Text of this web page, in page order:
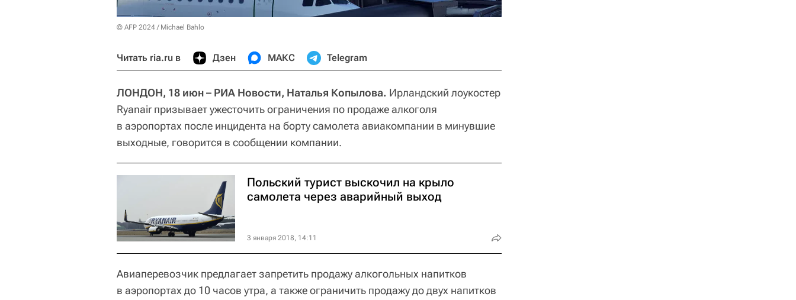
© AFP 2024 / Michael Bahlo
Читать ria.ru в Дзен МАКС Telegram
ЛОНДОН, 18 июн – РИА Новости, Наталья Копылова. Ирландский лоукостер
Ryanair призывает ужесточить ограничения по продаже алкоголя
в аэропортах после инцидента на борту самолета авиакомпании в минувшие
выходные, говорится в сообщении компании.
Польский турист выскочил на крыло
самолета через аварийный выход
3 января 2018, 14:11
Авиаперевозчик предлагает запретить продажу алкогольных напитков
в аэропортах до 10 часов утра, а также ограничить продажу до двух напитков